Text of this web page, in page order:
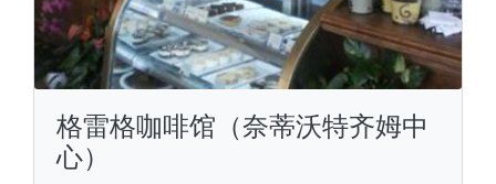
格雷格咖啡馆（奈蒂沃特齐姆中
心）